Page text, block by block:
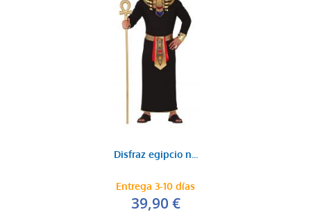
Disfraz egipcio n...
Entrega 3-10 días
39,90 €